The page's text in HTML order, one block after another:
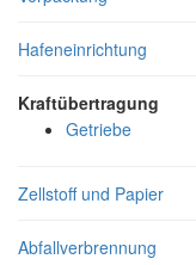
Hafeneinrichtung
Kraftübertragung
Getriebe
Zellstoff und Papier
Abfallverbrennung